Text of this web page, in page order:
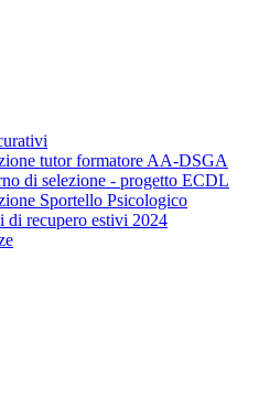
tutor formatore AA-DSGA
di selezione - progetto ECDL
Sportello Psicologico
di recupero estivi 2024